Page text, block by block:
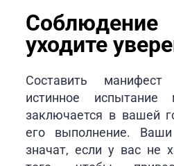
уходите
Составить
истинное испытание
заключается в вашей
его выполнение.
значат, если у вас не